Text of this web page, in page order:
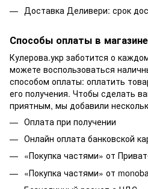
Доставка Деливери: срок
Способы оплаты в
Кулерова.укр заботится о
можете воспользоваться
способом оплаты: оплатить
его получения. Чтобы сделать
приятным, мы добавили
Оплата при получении
Онлайн оплата банковской
«Покупка частями» от
«Покупка частями» от